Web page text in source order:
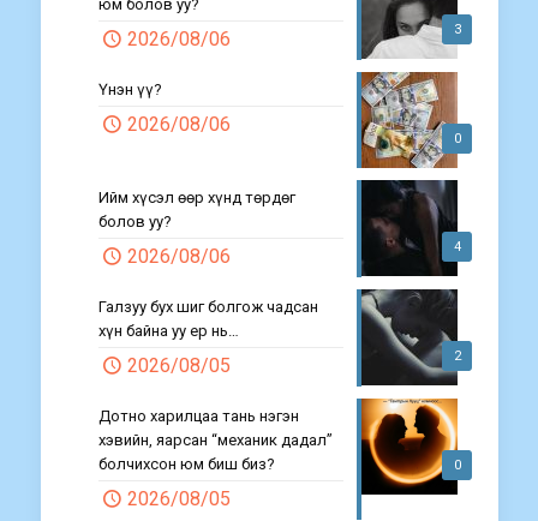
3
юм болов уу?
2026/08/06
0
Үнэн үү?
2026/08/06
4
Ийм хүсэл өөр хүнд төрдөг
болов уу?
2026/08/06
2
Галзуу бух шиг болгож чадсан
хүн байна уу ер нь…
2026/08/05
0
Дотно харилцаа тань нэгэн
хэвийн, яарсан “механик дадал”
болчихсон юм биш биз?
2026/08/05